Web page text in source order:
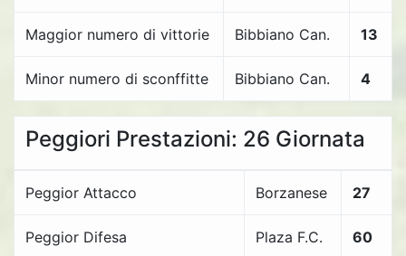
Maggior numero di vittorie Bibbiano Can. 13
Minor numero di sconffitte Bibbiano Can. 4
Peggiori Prestazioni: 26 Giornata
Peggior Attacco Borzanese 27
Peggior Difesa Plaza F.C. 60